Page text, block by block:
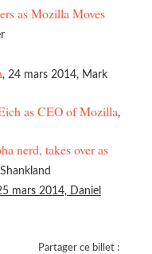
as Mozilla Moves
, 24 mars 2014, Mark
as CEO of Mozilla,
nerd, takes over as
mars 2014, Daniel
Partager ce billet :